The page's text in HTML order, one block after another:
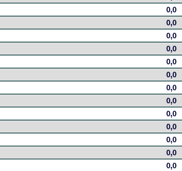
0,0
0,0
0,0
0,0
0,0
0,0
0,0
0,0
0,0
0,0
0,0
0,0
0,0